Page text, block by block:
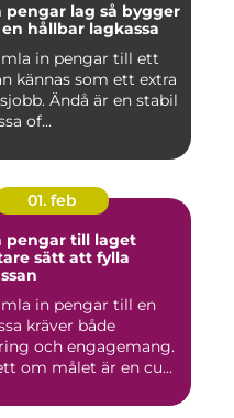
lag så bygger
hållbar lagkassa
in pengar till ett
kännas som ett extra
Ändå är en stabil
of...
01. feb
pengar till laget
sätt att fylla
in pengar till en
kräver både
och engagemang.
om målet är en cu...